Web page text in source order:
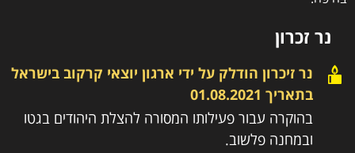
נר זכרון
נר זיכרון הודלק על ידי ארגון יוצאי קרקוב בישראל
בתאריך 01.08.2021
בהוקרה עבור פעילותו המסורה להצלת היהודים בגטו
ובמחנה פלשוב.